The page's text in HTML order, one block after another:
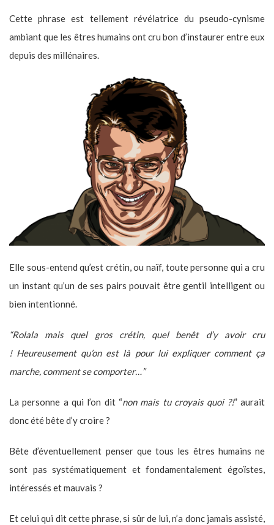
Cette phrase est tellement révélatrice du pseudo-cynisme
ambiant que les êtres humains ont cru bon d’instaurer entre eux
depuis des millénaires.
Elle sous-entend qu’est crétin, ou naïf, toute personne qui a cru
un instant qu’un de ses pairs pouvait être gentil intelligent ou
bien intentionné.
“Rolala mais quel gros crétin, quel benêt d’y avoir cru
! Heureusement qu’on est là pour lui expliquer comment ça
marche, comment se comporter…”
La personne a qui l’on dit “non mais tu croyais quoi ?!” aurait
donc été bête d’y croire ?
Bête d’éventuellement penser que tous les êtres humains ne
sont pas systématiquement et fondamentalement égoïstes,
intéressés et mauvais ?
Et celui qui dit cette phrase, si sûr de lui, n’a donc jamais assisté,